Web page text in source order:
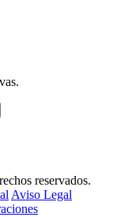
reservados.
Aviso Legal